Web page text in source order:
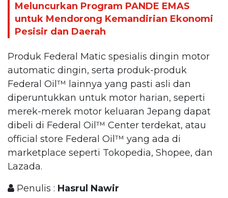
Meluncurkan Program PANDE EMAS
untuk Mendorong Kemandirian Ekonomi
Pesisir dan Daerah
Produk Federal Matic spesialis dingin motor
automatic dingin, serta produk-produk
Federal Oil™️ lainnya yang pasti asli dan
diperuntukkan untuk motor harian, seperti
merek-merek motor keluaran Jepang dapat
dibeli di Federal Oil™️ Center terdekat, atau
official store Federal Oil™️ yang ada di
marketplace seperti Tokopedia, Shopee, dan
Lazada.
Penulis : Hasrul Nawir